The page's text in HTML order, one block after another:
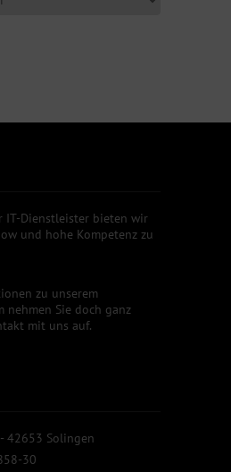
IT-Dienstleister bieten wir
und hohe Kompetenz zu
zu unserem
nehmen Sie doch ganz
mit uns auf.
42653 Solingen
30